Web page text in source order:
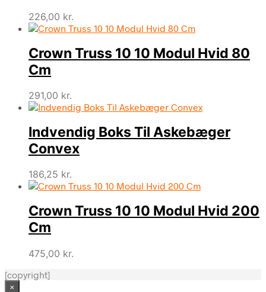
226,00 kr.
Crown Truss 10 10 Modul Hvid 80
Cm
291,00 kr.
Indvendig Boks Til Askebæger
Convex
186,25 kr.
Crown Truss 10 10 Modul Hvid 200
Cm
475,00 kr.
[copyright]
×